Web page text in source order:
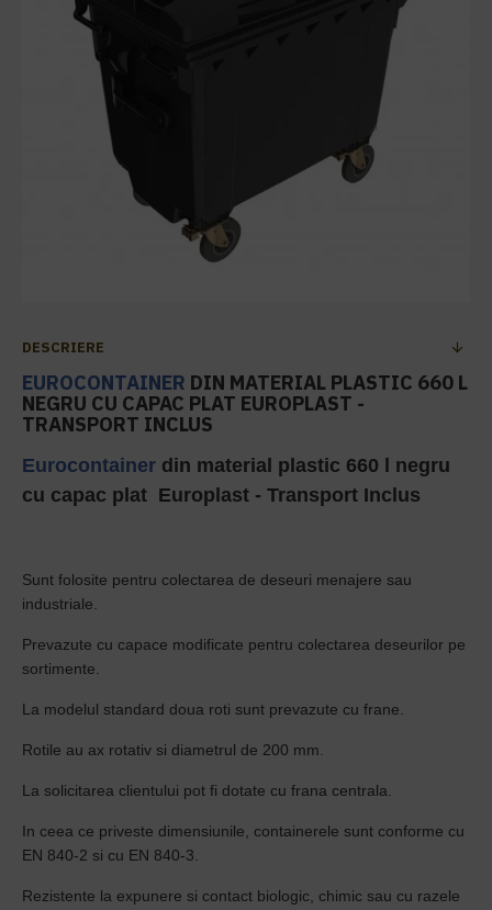
DESCRIERE
EUROCONTAINER DIN MATERIAL PLASTIC 660 L
NEGRU CU CAPAC PLAT EUROPLAST -
TRANSPORT INCLUS
Eurocontainer din material plastic 660 l negru
cu capac plat Europlast - Transport Inclus
Sunt folosite pentru colectarea de deseuri menajere sau
industriale.
Prevazute cu capace modificate pentru colectarea deseurilor pe
sortimente.
La modelul standard doua roti sunt prevazute cu frane.
Rotile au ax rotativ si diametrul de 200 mm.
La solicitarea clientului pot fi dotate cu frana centrala.
In ceea ce priveste dimensiunile, containerele sunt conforme cu
EN 840-2 si cu EN 840-3.
Rezistente la expunere si contact biologic, chimic sau cu razele